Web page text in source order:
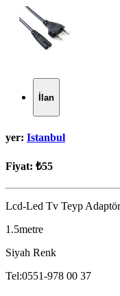
İlan
yer: Istanbul
Fiyat: ₺55
Lcd-Led Tv Teyp
1.5metre
Siyah Renk
Tel:0551-978 00 37